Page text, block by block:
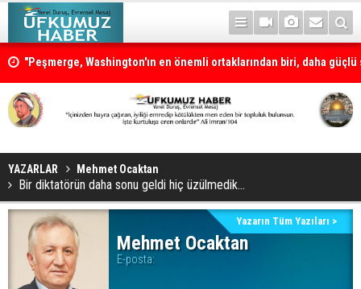
"Peşmerge, Washington'ın en önemli ortaklarından biri, daha
desteklenmeli"
Neçirvan Barzani: Kürdistan herkesin ortak vatanı olmaya devam
YAZARLAR Mehmet Ocaktan
Bir diktatörün daha sonu geldi hiç üzülmedik…
Mehmet Ocaktan
E-posta:
Yazarın Tüm Yazıları >